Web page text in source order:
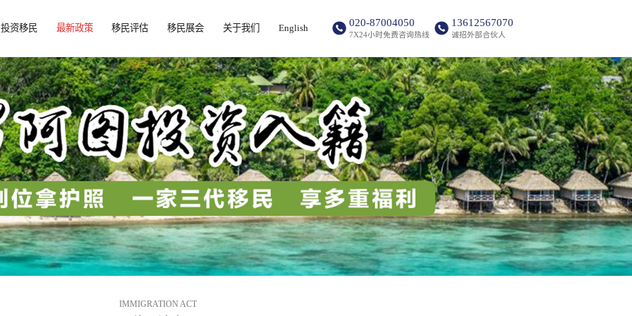
投资移民 最新政策 移民评估 移民展会 关于我们 English 020-87004050
7X24小时免费咨询热线
13612567070
诚招外部合伙人
IMMIGRATION ACT